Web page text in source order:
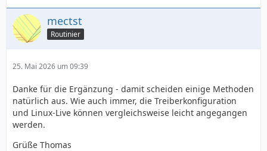
mectst
Routinier
25. Mai 2026 um 09:39
Danke für die Ergänzung - damit scheiden einige Methoden
natürlich aus. Wie auch immer, die Treiberkonfiguration
und Linux-Live können vergleichsweise leicht angegangen
werden.
Grüße Thomas